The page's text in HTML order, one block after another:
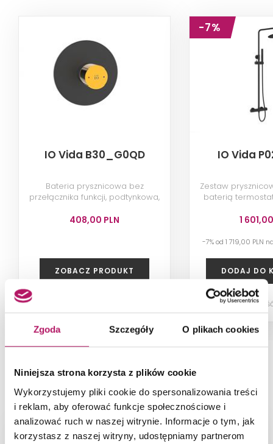
Zgoda Szczegóły O plikach cookies
Niniejsza strona korzysta z plików cookie
Wykorzystujemy pliki cookie do spersonalizowania treści
i reklam, aby oferować funkcje społecznościowe i
analizować ruch w naszej witrynie. Informacje o tym, jak
korzystasz z naszej witryny, udostępniamy partnerom
IO Vida B30_G0QD
Bateria prysznicowa bez
przełącznika funkcji, podtynkowa,
408,00 PLN
ZOBACZ PRODUKT
-7%
IO Vida
Zestaw
baterią
1
-7% od 1 719,00 PLN
DODAJ DO
PRODUKT NA ZDJĘCIACH